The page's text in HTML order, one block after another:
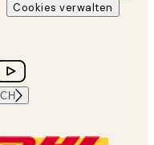
Cookies verwalten